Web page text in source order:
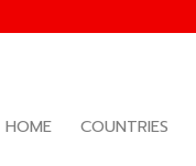
HOME COUNTRIES